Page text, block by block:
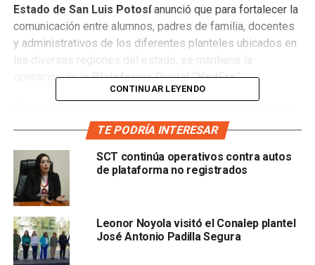
Estado de San Luis Potosíanunció que para fortalecer la
comunicación entre alumnos, padres de familia, docentes
y administrativos de los diferentes planteles ubicados en
las diversas regiones del estado, se mantiene la
operación de la Plataforma Digital “NedEra”.
la comunidad escolar con seguimiento diario y en
tiempo real en torno al registro de asistencias de los
alumnos, calificaciones, avisos y contenido
académico, que genera mensajes SMS para los
padres de familia.
Aunado a lo anterior, la plataforma digital coadyuva en la
seguridad escolar debido a que,de manera automática,
registra la asistencia de los jóvenes al plantel,
CONTINUAR LEYENDO
TE PODRÍA INTERESAR
SCT continúa operativos contra autos
de plataforma no registrados
Leonor Noyola visitó el Conalep plantel
José Antonio Padilla Segura